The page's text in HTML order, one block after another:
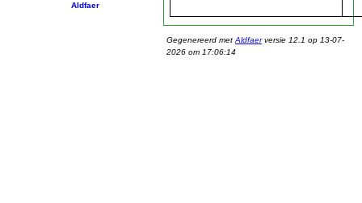
Aldfaer
Gegenereerd met Aldfaerversie 12.1 op 13-07-
2026 om 17:06:14